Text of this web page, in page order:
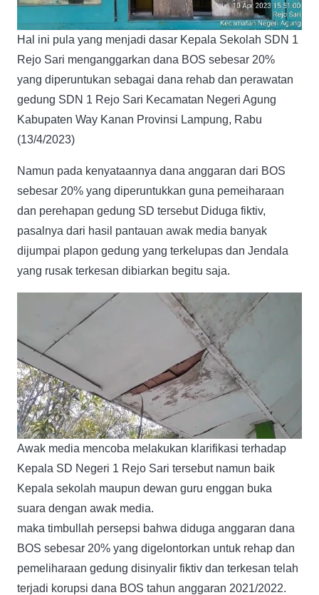
Hal ini pula yang menjadi dasar Kepala Sekolah SDN 1
Rejo Sari menganggarkan dana BOS sebesar 20%
yang diperuntukan sebagai dana rehab dan perawatan
gedung SDN 1 Rejo Sari Kecamatan Negeri Agung
Kabupaten Way Kanan Provinsi Lampung, Rabu
(13/4/2023)
Namun pada kenyataannya dana anggaran dari BOS
sebesar 20% yang diperuntukkan guna pemeiharaan
dan perehapan gedung SD tersebut Diduga fiktiv,
pasalnya dari hasil pantauan awak media banyak
dijumpai plapon gedung yang terkelupas dan Jendala
yang rusak terkesan dibiarkan begitu saja.
Awak media mencoba melakukan klarifikasi terhadap
Kepala SD Negeri 1 Rejo Sari tersebut namun baik
Kepala sekolah maupun dewan guru enggan buka
suara dengan awak media.
maka timbullah persepsi bahwa diduga anggaran dana
BOS sebesar 20% yang digelontorkan untuk rehap dan
pemeliharaan gedung disinyalir fiktiv dan terkesan telah
terjadi korupsi dana BOS tahun anggaran 2021/2022.